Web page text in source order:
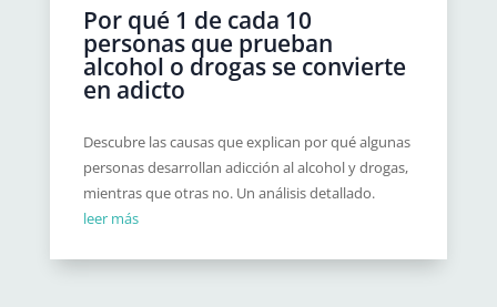
Por qué 1 de cada 10
personas que prueban
alcohol o drogas se convierte
en adicto
Descubre las causas que explican por qué algunas
personas desarrollan adicción al alcohol y drogas,
mientras que otras no. Un análisis detallado.
leer más